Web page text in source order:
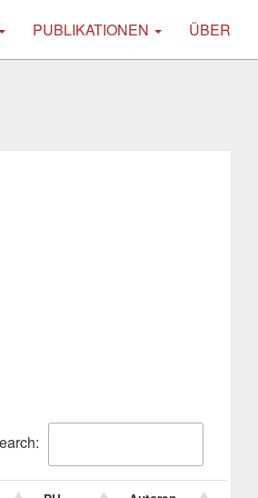
PUBLIKATIONEN ÜBER